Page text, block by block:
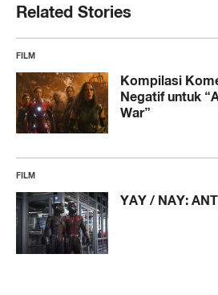
Related Stories
FILM
Kompilasi
Negatif untuk
War”
FILM
YAY / NAY: